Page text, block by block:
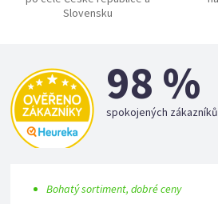
Slovensku
98 %
spokojených
Bohatý sortiment, dobré ceny